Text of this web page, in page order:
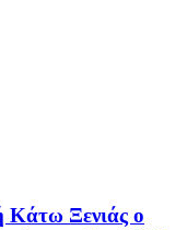
Κάτω Ξενιάς ο